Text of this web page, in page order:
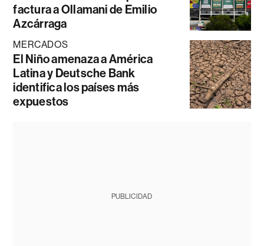
factura a Ollamani de Emilio
Azcárraga
MERCADOS
El Niño amenaza a América
Latina y Deutsche Bank
identifica los países más
expuestos
PUBLICIDAD